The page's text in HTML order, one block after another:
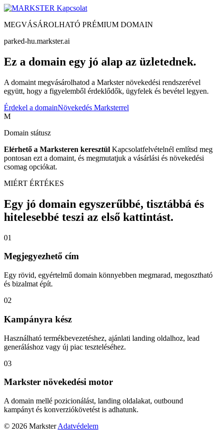
Kapcsolat
MEGVÁSÁROLHATÓ PRÉMIUM DOMAIN
parked-hu.markster.ai
Ez a domain egy jó alap az üzletednek.
A domaint megvásárolhatod a Markster növekedési rendszerével
együtt, hogy a figyelemből érdeklődők, ügyfelek és bevétel legyen.
Érdekel a domainNövekedés Marksterrel
M
Domain státusz
Elérhető a Marksteren keresztül Kapcsolatfelvételnél említsd meg
pontosan ezt a domaint, és megmutatjuk a vásárlási és növekedési
csomag opciókat.
MIÉRT ÉRTÉKES
Egy jó domain egyszerűbbé, tisztábbá és
hitelesebbé teszi az első kattintást.
01
Megjegyezhető cím
Egy rövid, egyértelmű domain könnyebben megmarad, megosztható
és bizalmat épít.
02
Kampányra kész
Használható termékbevezetéshez, ajánlati landing oldalhoz, lead
generáláshoz vagy új piac teszteléséhez.
03
Markster növekedési motor
A domain mellé pozicionálást, landing oldalakat, outbound
kampányt és konverziókövetést is adhatunk.
© 2026 Markster Adatvédelem